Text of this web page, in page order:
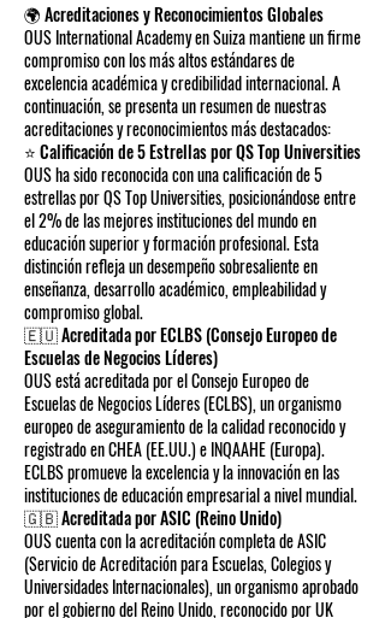
🌍 Acreditaciones y Reconocimientos Globales
OUS International Academy en Suiza mantiene un firme
compromiso con los más altos estándares de
excelencia académica y credibilidad internacional. A
continuación, se presenta un resumen de nuestras
acreditaciones y reconocimientos más destacados:
⭐ Calificación de 5 Estrellas por QS Top Universities
OUS ha sido reconocida con una calificación de 5
estrellas por QS Top Universities, posicionándose entre
el 2% de las mejores instituciones del mundo en
educación superior y formación profesional. Esta
distinción refleja un desempeño sobresaliente en
enseñanza, desarrollo académico, empleabilidad y
compromiso global.
🇪🇺 Acreditada por ECLBS (Consejo Europeo de
Escuelas de Negocios Líderes)
OUS está acreditada por el Consejo Europeo de
Escuelas de Negocios Líderes (ECLBS), un organismo
europeo de aseguramiento de la calidad reconocido y
registrado en CHEA (EE.UU.) e INQAAHE (Europa).
ECLBS promueve la excelencia y la innovación en las
instituciones de educación empresarial a nivel mundial.
🇬🇧 Acreditada por ASIC (Reino Unido)
OUS cuenta con la acreditación completa de ASIC
(Servicio de Acreditación para Escuelas, Colegios y
Universidades Internacionales), un organismo aprobado
por el gobierno del Reino Unido, reconocido por UK